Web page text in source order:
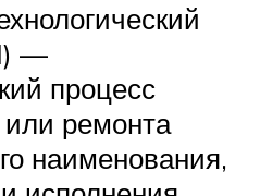
—
процесс
или ремонта
наименования,